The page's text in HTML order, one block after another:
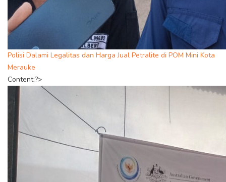
Polisi Dalami Legalitas dan Harga Jual Petralite di POM Mini Kota
Merauke
Content;?>